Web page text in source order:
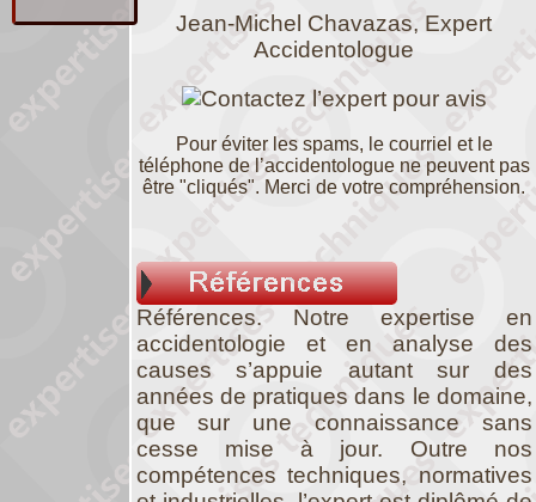
Jean-Michel Chavazas, Expert
Accidentologue
Pour éviter les spams, le courriel et le
téléphone de l’accidentologue ne peuvent pas
être "cliqués". Merci de votre compréhension.
Références. Notre expertise en
accidentologie et en analyse des
causes s’appuie autant sur des
années de pratiques dans le domaine,
que sur une connaissance sans
cesse mise à jour. Outre nos
compétences techniques, normatives